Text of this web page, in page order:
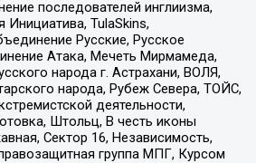
последователей инглиизма,
TulaSkins,
Русские, Русское
Атака, Мечеть Мирмамеда,
народа г. Астрахани, ВОЛЯ,
народа, Рубеж Севера, ТОЙС,
деятельности,
Штольц, В честь иконы
Сектор 16, Независимость,
группа МПГ, Курсом